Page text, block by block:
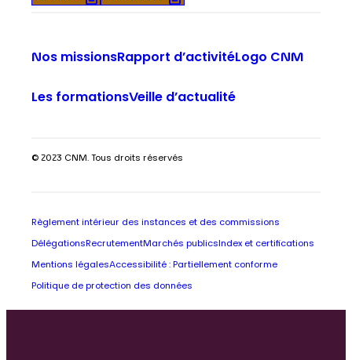
Nos missionsRapport d’activitéLogo CNM
Les formationsVeille d’actualité
© 2023 CNM. Tous droits réservés
Règlement intérieur des instances et des commissions
Délégations RecrutementMarchés publics Index et certifications
Mentions légalesAccessibilité : Partiellement conforme
Politique de protection des données